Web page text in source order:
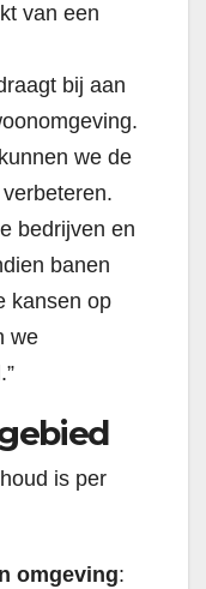
van een
bij aan
we de
bedrijven en
banen
kansen op
we
is per
omgeving: